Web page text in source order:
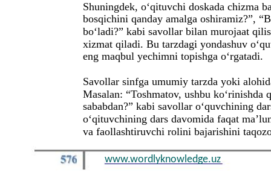
www.wordlyknowledge.uz
Shuningdek, o‘qituvchi doskada chizma
bosqichini qanday amalga oshiramiz?”,
bo‘ladi?” kabi savollar bilan murojaat
xizmat qiladi. Bu tarzdagi yondashuv
eng maqbul yechimni topishga o‘rgatadi.
Savollar sinfga umumiy tarzda yoki
Masalan: “Toshmatov, ushbu
sababdan?” kabi savollar o‘quvchining
o‘qituvchining dars davomida faqat
va faollashtiruvchi rolini bajarishini